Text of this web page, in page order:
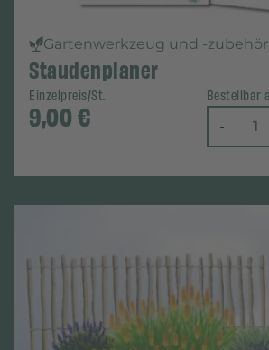
Gartenwerkzeug und -zubehör
Staudenplaner
Einzelpreis/St.
9,00€
Bestellbar
-